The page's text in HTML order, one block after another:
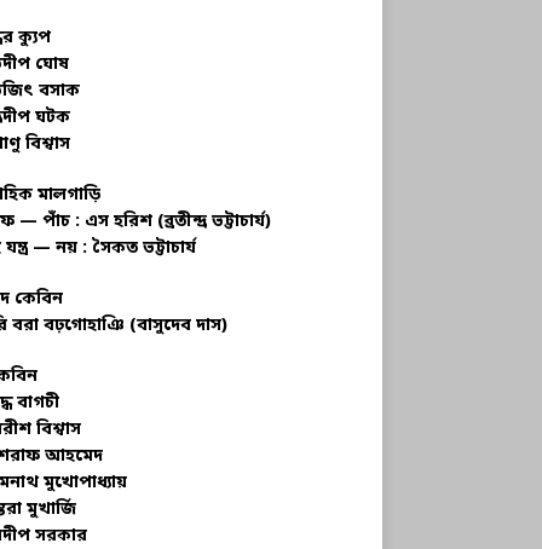
ক্যুপ
ঘোষ
বসাক
ঘটক
বিশ্বাস
মালগাড়ি
— পাঁচ : এস হরিশ (ব্রতীন্দ্র ভট্টাচার্য)
যন্ত্র — নয় : সৈকত ভট্টাচার্য
কেবিন
বরা বঢ়গোহাঞি (বাসুদেব দাস)
বাগচী
বিশ্বাস
আহমেদ
মুখোপাধ্যায়
মুখার্জি
সরকার